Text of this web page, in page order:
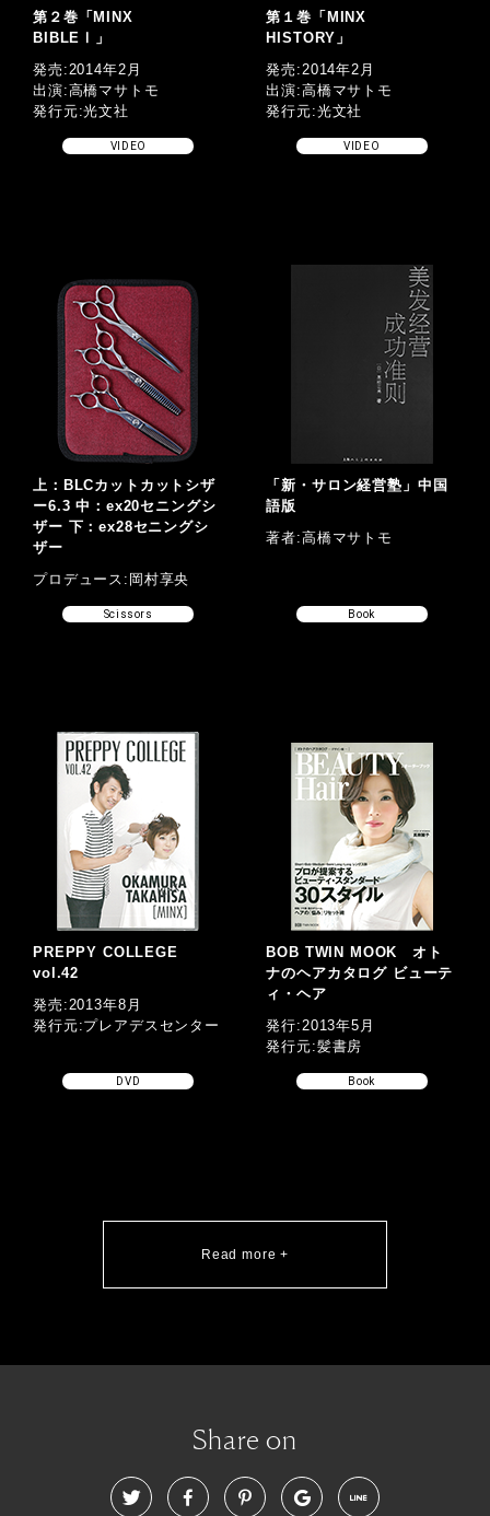
第２巻「MINX
BIBLEⅠ」
発売:2014年2月
出演:高橋マサトモ
発行元:光文社
VIDEO
第１巻「MINX
HISTORY」
発売:2014年2月
出演:高橋マサトモ
発行元:光文社
VIDEO
上：BLCカットカットシザ
ー6.3 中：ex20セニングシ
ザー 下：ex28セニングシ
ザー
プロデュース:岡村享央
Scissors
「新・サロン経営塾」中国
語版
著者:高橋マサトモ
Book
PREPPY COLLEGE
vol.42
発売:2013年8月
発行元:プレアデスセンター
DVD
BOB TWIN MOOK オト
ナのヘアカタログ ビューテ
ィ・ヘア
発行:2013年5月
発行元:髪書房
Book
Read more +
Share on